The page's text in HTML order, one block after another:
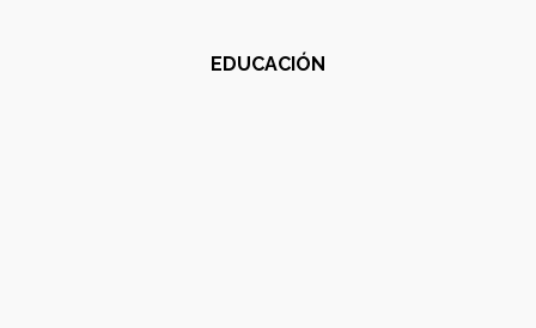
EDUCACIÓN